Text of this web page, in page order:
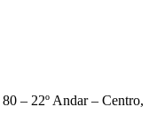
– 22º Andar – Centro,